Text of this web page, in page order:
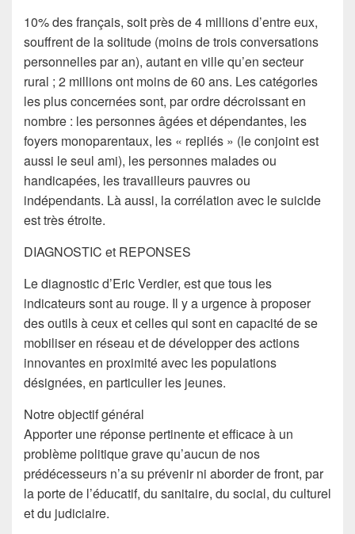
10% des français, soit près de 4 millions d’entre eux,
souffrent de la solitude (moins de trois conversations
personnelles par an), autant en ville qu’en secteur
rural ; 2 millions ont moins de 60 ans. Les catégories
les plus concernées sont, par ordre décroissant en
nombre : les personnes âgées et dépendantes, les
foyers monoparentaux, les « repliés » (le conjoint est
aussi le seul ami), les personnes malades ou
handicapées, les travailleurs pauvres ou
indépendants. Là aussi, la corrélation avec le suicide
est très étroite.
DIAGNOSTIC et REPONSES
Le diagnostic d’Eric Verdier, est que tous les
indicateurs sont au rouge. Il y a urgence à proposer
des outils à ceux et celles qui sont en capacité de se
mobiliser en réseau et de développer des actions
innovantes en proximité avec les populations
désignées, en particulier les jeunes.
Notre objectif général
Apporter une réponse pertinente et efficace à un
problème politique grave qu’aucun de nos
prédécesseurs n’a su prévenir ni aborder de front, par
la porte de l’éducatif, du sanitaire, du social, du culturel
et du judiciaire.